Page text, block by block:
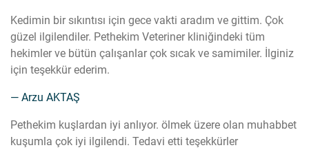
Kedimin bir sıkıntısı için gece vakti aradım ve gittim. Çok
güzel ilgilendiler. Pethekim Veteriner kliniğindeki tüm
hekimler ve bütün çalışanlar çok sıcak ve samimiler. İlginiz
için teşekkür ederim.
— Arzu AKTAŞ
Pethekim kuşlardan iyi anlıyor. ölmek üzere olan muhabbet
kuşumla çok iyi ilgilendi. Tedavi etti teşekkürler